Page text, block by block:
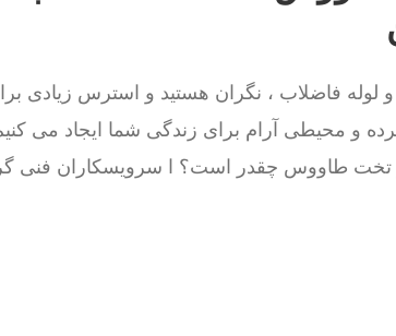
لوله فاضلاب ، نگران هستید و استرس زیادی
و محیطی آرام برای زندگی شما ایجاد می کنیم
در تخت طاووس چقدر است؟ ا سرویسکاران فنی